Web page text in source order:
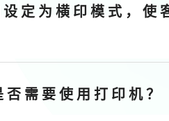
定 为 横 印 模 式 ， 使
需 要 使 用 打 印 机 ？